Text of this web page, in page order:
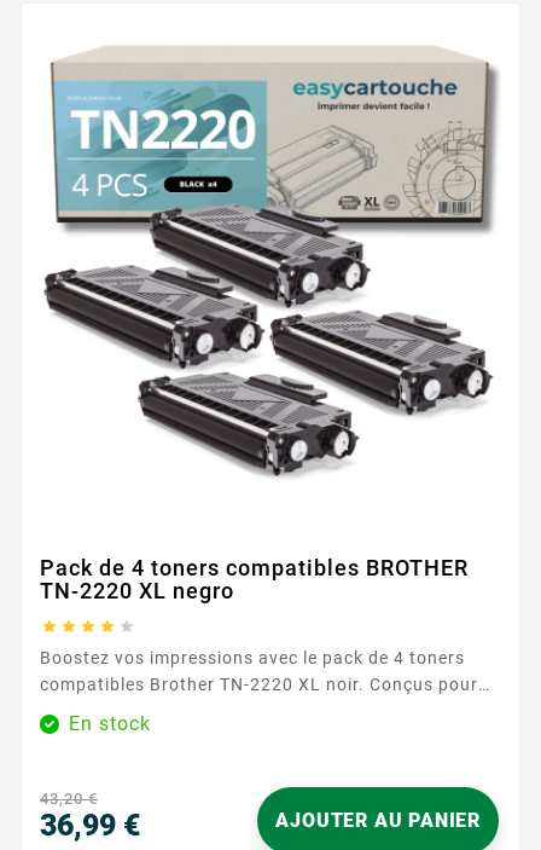
Pack de 4 toners compatibles BROTHER
TN-2220 XL negro
    
Boostez vos impressions avec le pack de 4 toners
compatibles Brother TN-2220 XL noir. Conçus pour
des impressions nettes et précises, ces toners sont
idéaux pour les documents professionnels et les
de 2600 pages par toner, ce pack assure des
performances fiables et durables. Caractéristiques
En stock
43,20 €
36,99 € AJOUTER AU PANIER